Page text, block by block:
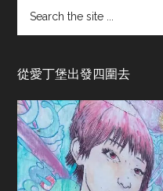
the
從愛丁堡出發四圍去